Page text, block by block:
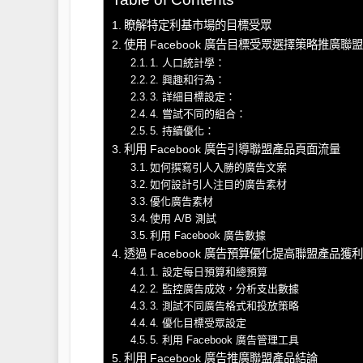
瞭解特定利基市場的目標受眾
使用 Facebook 廣告目標受眾選擇策略推廣聯
1. 人口統計學：
2. 興趣和行為：
3. 詳細目標設定：
4. 嘗試不同的組合：
5. 持續優化：
利用 Facebook 廣告引導聯盟產品頁面流量
如何撰寫引人入勝的廣告文案
如何設計引人注目的廣告素材
優化廣告素材
使用 A/B 測試
利用 Facebook 廣告數據
透過 Facebook 廣告預算優化提高聯盟產品獲利
1. 設定每日預算和總預算
2. 監控廣告成效，分析支出數據
3. 測試不同廣告格式和投放策略
4. 優化目標受眾設定
5. 利用 Facebook 廣告管理工具
利用 Facebook 廣告推廣聯盟產品結論